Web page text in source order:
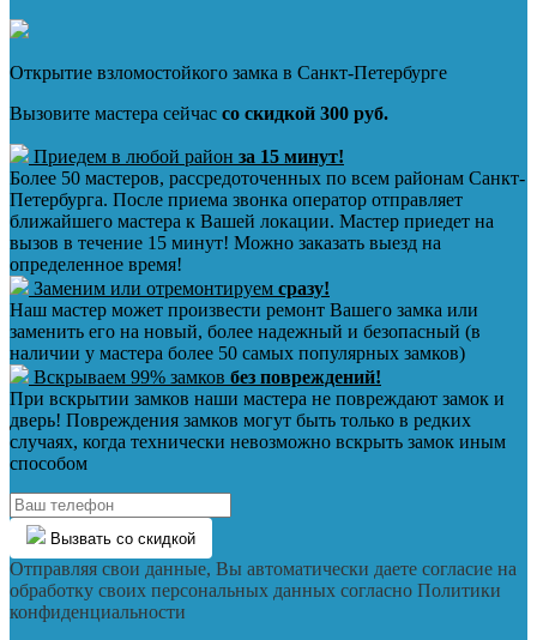
Открытие взломостойкого замка в Санкт-Петербурге
Вызовите мастера сейчас со скидкой 300 руб.
Приедем в любой район за 15 минут!
Более 50 мастеров, рассредоточенных по всем районам Санкт-
Петербурга. После приема звонка оператор отправляет
ближайшего мастера к Вашей локации. Мастер приедет на
вызов в течение 15 минут! Можно заказать выезд на
определенное время!
Заменим или отремонтируем сразу!
Наш мастер может произвести ремонт Вашего замка или
заменить его на новый, более надежный и безопасный (в
наличии у мастера более 50 самых популярных замков)
Вскрываем 99% замков без повреждений!
При вскрытии замков наши мастера не повреждают замок и
дверь! Повреждения замков могут быть только в редких
случаях, когда технически невозможно вскрыть замок иным
способом
Вызвать со скидкой
Отправляя свои данные, Вы автоматически даете согласие на
обработку своих персональных данных согласно Политики
конфиденциальности